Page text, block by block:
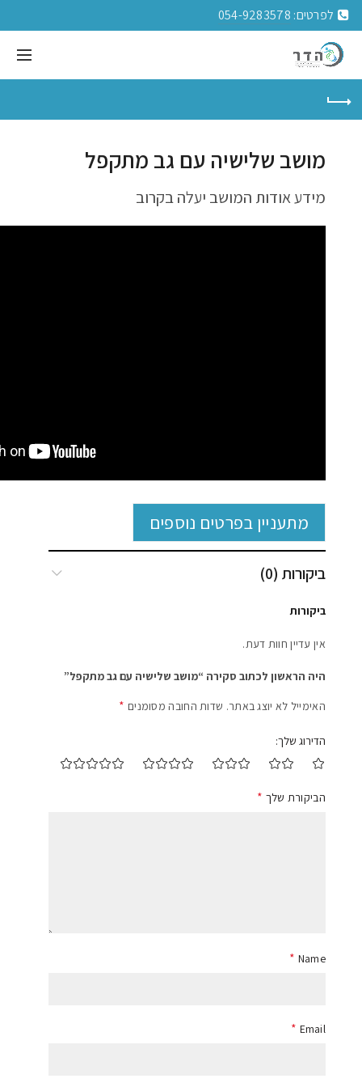
לפרטים: 054-9283578
מושב שלישיה עם גב מתקפל
מידע אודות המושב יעלה בקרוב
מתעניין בפרטים נוספים
ביקורות (0)
ביקורות
אין עדיין חוות דעת.
היה הראשון לכתוב סקירה “מושב שלישיה עם גב מתקפל”
האימייל לא יוצג באתר. שדות החובה מסומנים *
הדירוג שלך
הביקורת שלך *
Name
*
Email
*